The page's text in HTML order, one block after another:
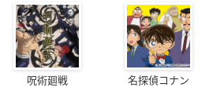
呪術廻戦 名探偵コナン